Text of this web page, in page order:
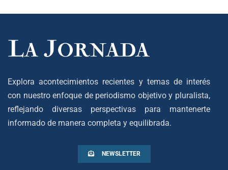
Explora acontecimientos recientes y temas de interés
con nuestro enfoque de periodismo objetivo y pluralista,
reflejando diversas perspectivas para mantenerte
informado de manera completa y equilibrada.
NEWSLETTER